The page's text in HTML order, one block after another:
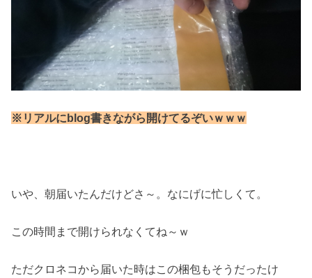
※リアルにblog書きながら開けてるぞいｗｗｗ
いや、朝届いたんだけどさ～。なにげに忙しくて。
この時間まで開けられなくてね～ｗ
ただクロネコから届いた時はこの梱包もそうだったけ